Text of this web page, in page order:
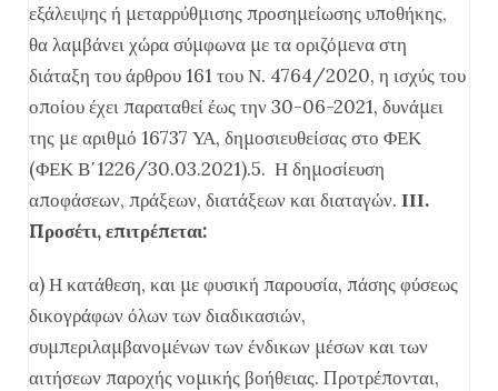
εξάλειψης ή μεταρρύθμισης προσημείωσης υποθήκης,
θα λαμβάνει χώρα σύμφωνα με τα οριζόμενα στη
διάταξη του άρθρου 161 του Ν. 4764/2020, η ισχύς του
οποίου έχει παραταθεί έως την 30-06-2021, δυνάμει
της με αριθμό 16737 ΥΑ, δημοσιευθείσας στο ΦΕΚ
(ΦΕΚ Β΄1226/30.03.2021).5. Η δημοσίευση
αποφάσεων, πράξεων, διατάξεων και διαταγών. ΙΙΙ.
Προσέτι, επιτρέπεται:
α) Η κατάθεση, και με φυσική παρουσία, πάσης φύσεως
δικογράφων όλων των διαδικασιών,
συμπεριλαμβανομένων των ένδικων μέσων και των
αιτήσεων παροχής νομικής βοήθειας. Προτρέπονται,